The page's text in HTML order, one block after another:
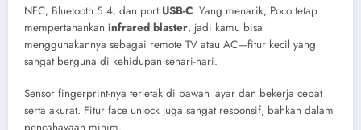
NFC, Bluetooth 5.4, dan port USB-C. Yang menarik, Poco tetap
mempertahankan infrared blaster, jadi kamu bisa
menggunakannya sebagai remote TV atau AC—fitur kecil yang
sangat berguna di kehidupan sehari-hari.
Sensor fingerprint-nya terletak di bawah layar dan bekerja cepat
serta akurat. Fitur face unlock juga sangat responsif, bahkan dalam